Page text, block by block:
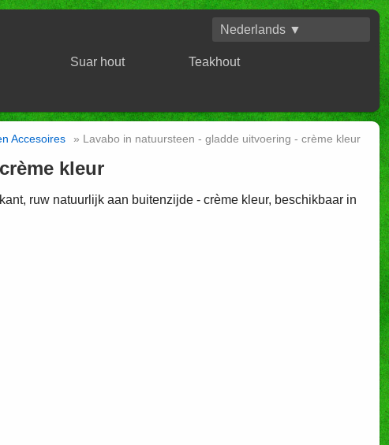
Nederlands ▼
Suar hout Teakhout
Accesoires » Lavabo in natuursteen - gladde uitvoering - crème kleur
kleur
ruw natuurlijk aan buitenzijde - crème kleur, beschikbaar in